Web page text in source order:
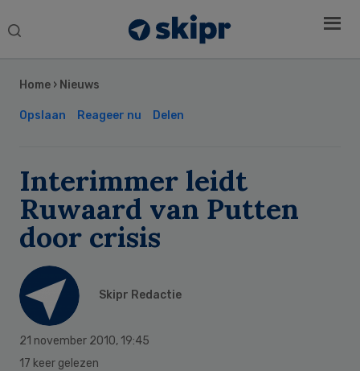
Search
Home › Nieuws
Opslaan Reageer nu Delen
Interimmer leidt
Ruwaard van Putten
door crisis
Skipr Redactie
21 november 2010, 19:45
17 keer gelezen
Sidebar